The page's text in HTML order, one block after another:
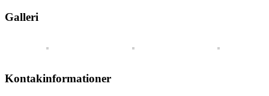
Galleri
Kontakinformationer